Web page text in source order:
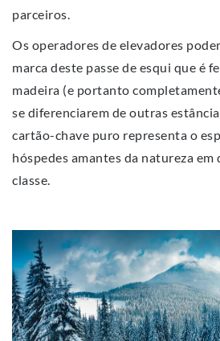
parceiros.
Os operadores de elevadores
marca deste passe de esqui que é
madeira (e portanto
se diferenciarem de outras
cartão-chave puro representa o
hóspedes amantes da natureza
classe.